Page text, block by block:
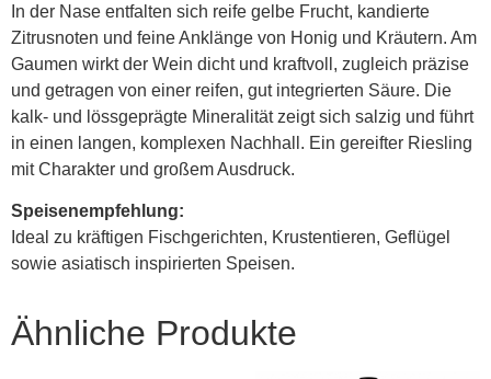
In der Nase entfalten sich reife gelbe Frucht, kandierte
Zitrusnoten und feine Anklänge von Honig und Kräutern. Am
Gaumen wirkt der Wein dicht und kraftvoll, zugleich präzise
und getragen von einer reifen, gut integrierten Säure. Die
kalk- und lössgeprägte Mineralität zeigt sich salzig und führt
in einen langen, komplexen Nachhall. Ein gereifter Riesling
mit Charakter und großem Ausdruck.
Speisenempfehlung:
Ideal zu kräftigen Fischgerichten, Krustentieren, Geflügel
sowie asiatisch inspirierten Speisen.
Ähnliche Produkte